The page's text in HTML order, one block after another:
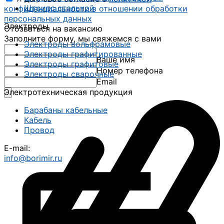
Штрипс стальной
Электроды
Электроды вольфрамовые
Электроды графитированные
Электроды графитовые
Электроды сварочные
Электротехническая продукция
Барабаны кабельные
Кабель
Провод
E-mail:
info@borimir.ru
конфиденциальности в отношении обработки
персональных данных
Отозваться на вакансию
Заполните форму, мы свяжемся с вами
Ваше имя
Номер телефона
Email